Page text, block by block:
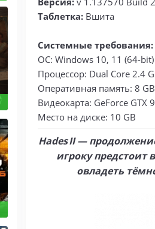
Таблетка: Вшита
Системные требования:
ОС: Windows 10, 11 (64-bit)
Процессор: Dual Core 2.4
Оперативная память: 8
Видеокарта: GeForce GTX
Место на диске: 10 GB
Hades II —
игроку предстоит
овладеть